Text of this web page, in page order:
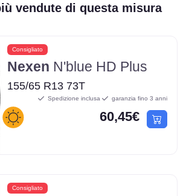
vendute di questa misura
Consigliato
Nexen N'blue HD Plus
155/65 R13 73T
Spedizione inclusa garanzia fino 3 anni
60,45€
Consigliato